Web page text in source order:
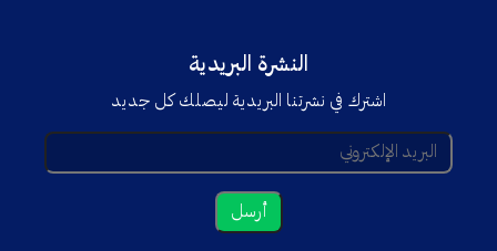
النشرة البريدية
اشترك في نشرتنا البريدية ليصلك كل جديد